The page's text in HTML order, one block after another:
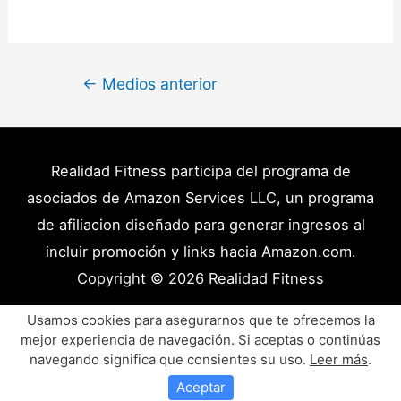
Navegación
← Medios anterior
Realidad Fitness participa del programa de
asociados de Amazon Services LLC, un programa
de afiliacion diseñado para generar ingresos al
incluir promoción y links hacia Amazon.com.
Copyright © 2026 Realidad Fitness
Políticas de Privacidad – Términos y Condiciones
Disclaimer Médico
Contacto
Artículos
Productos y Recursos Recomendados
Usamos cookies para asegurarnos que te ofrecemos la
mejor experiencia de navegación. Si aceptas o continúas
navegando significa que consientes su uso. Leer más.
Aceptar